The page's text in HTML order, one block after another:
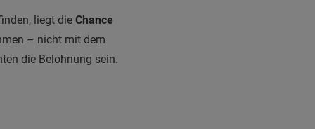
liegt die Chance
– nicht mit dem
die Belohnung sein.